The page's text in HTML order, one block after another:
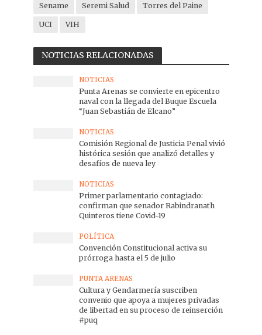
Sename Seremi Salud Torres del Paine
UCI VIH
NOTICIAS RELACIONADAS
NOTICIAS
Punta Arenas se convierte en epicentro
naval con la llegada del Buque Escuela
“Juan Sebastián de Elcano”
NOTICIAS
Comisión Regional de Justicia Penal vivió
histórica sesión que analizó detalles y
desafíos de nueva ley
NOTICIAS
Primer parlamentario contagiado:
confirman que senador Rabindranath
Quinteros tiene Covid-19
POLÍTICA
Convención Constitucional activa su
prórroga hasta el 5 de julio
PUNTA ARENAS
Cultura y Gendarmería suscriben
convenio que apoya a mujeres privadas
de libertad en su proceso de reinserción
#puq